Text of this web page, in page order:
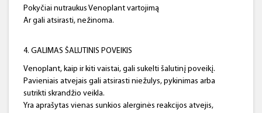
Pokyčiai nutraukus Venoplant vartojimą
Ar gali atsirasti, nežinoma.
4. GALIMAS ŠALUTINIS POVEIKIS
Venoplant, kaip ir kiti vaistai, gali sukelti šalutinį poveikį.
Pavieniais atvejais gali atsirasti niežulys, pykinimas arba
sutrikti skrandžio veikla.
Yra aprašytas vienas sunkios alerginės reakcijos atvejis,